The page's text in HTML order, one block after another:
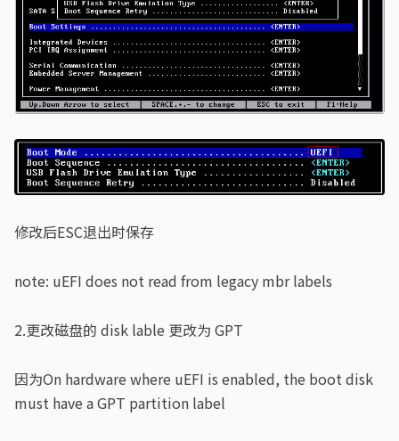
修改后ESC退出时保存
note: uEFI does not read from legacy mbr labels
2.更改磁盘的 disk lable 更改为 GPT
因为On hardware where uEFI is enabled, the boot disk
must have a GPT partition label